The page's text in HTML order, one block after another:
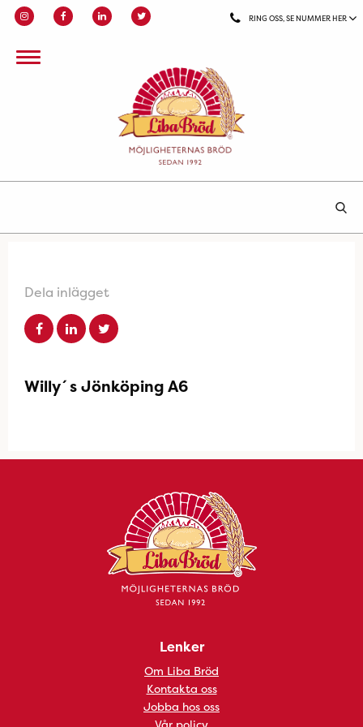
RING OSS, SE NUMMER HER
Dela inlägget
Willy´s Jönköping A6
Lenker
Om Liba Bröd
Kontakta oss
Jobba hos oss